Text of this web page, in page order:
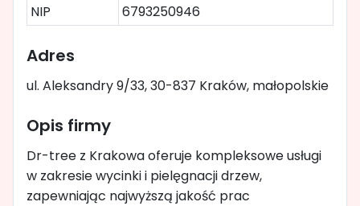
NIP 6793250946
Adres
ul. Aleksandry 9/33, 30-837 Kraków, małopolskie
Opis firmy
Dr-tree z Krakowa oferuje kompleksowe usługi
w zakresie wycinki i pielęgnacji drzew,
zapewniając najwyższą jakość prac